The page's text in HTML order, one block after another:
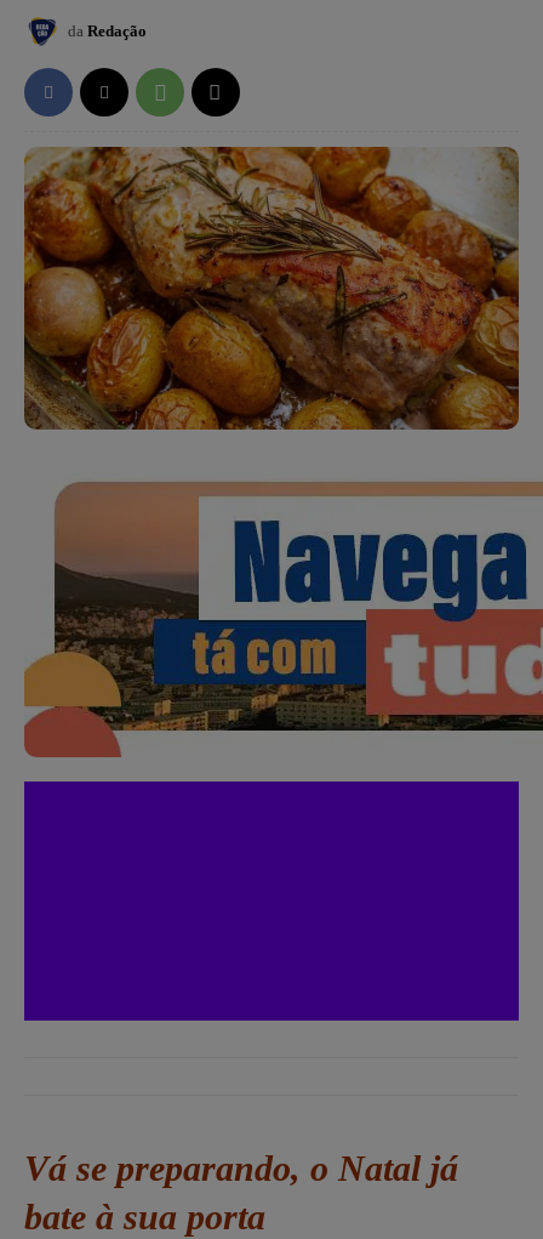
da Redação
Vá se preparando, o Natal já
bate à sua porta